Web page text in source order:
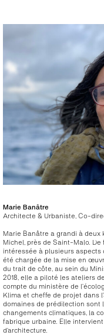
Marie Banâtre
Architecte & Urbaniste, Co-
Marie Banâtre a grandi à deux
Michel, près de Saint-Malo. De
intéressée à plusieurs aspects
été chargée de la mise en
du trait de côte, au sein du
2018, elle a piloté les ateliers
compte du ministère de
Klima et cheffe de projet dans
domaines de prédilection sont
changements climatiques, la
fabrique urbaine. Elle
d’architecture.